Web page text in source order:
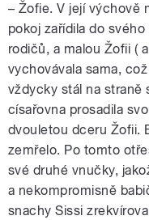
– Žofie. V její výchově
pokoj zařídila do
rodičů, a malou Žofii (
vychovávala sama,
vždycky stál na straně
císařovna prosadila
dvouletou dceru Žofii.
zemřelo. Po tomto
své druhé vnučky,
a nekompromisně
snachy Sissi